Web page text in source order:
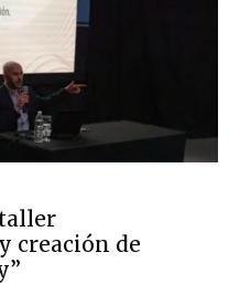
creación de